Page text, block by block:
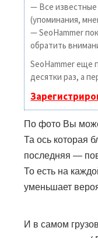
— Все
(упоминания,
— SeoHammer
обратить
SeoHammer еще
десятки раз, а
По фото Вы
Та ось которая
последняя —
То есть на
уменьшает
И в самом